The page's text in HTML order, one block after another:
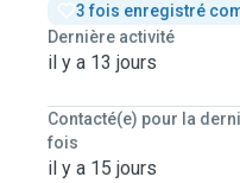
3 fois enregistré
Dernière activité
il y a 13 jours
Contacté(e) pour la
fois
il y a 15 jours